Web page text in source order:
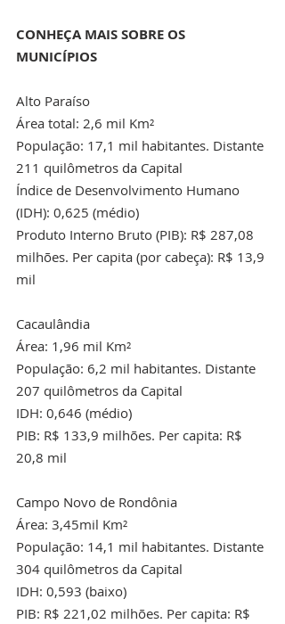
CONHEÇA MAIS SOBRE OS
MUNICÍPIOS
Alto Paraíso
Área total: 2,6 mil Km²
População: 17,1 mil habitantes. Distante
211 quilômetros da Capital
Índice de Desenvolvimento Humano
(IDH): 0,625 (médio)
Produto Interno Bruto (PIB): R$ 287,08
milhões. Per capita (por cabeça): R$ 13,9
mil
Cacaulândia
Área: 1,96 mil Km²
População: 6,2 mil habitantes. Distante
207 quilômetros da Capital
IDH: 0,646 (médio)
PIB: R$ 133,9 milhões. Per capita: R$
20,8 mil
Campo Novo de Rondônia
Área: 3,45mil Km²
População: 14,1 mil habitantes. Distante
304 quilômetros da Capital
IDH: 0,593 (baixo)
PIB: R$ 221,02 milhões. Per capita: R$